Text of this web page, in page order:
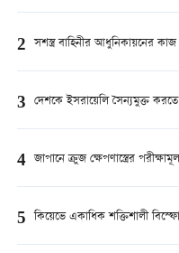
2 সশস্ত্র বাহিনীর আধুনিকায়নের কাজ
3 দেশকে ইসরায়েলি সৈন্যমুক্ত করতে
4 জাপানে ক্রুজ ক্ষেপণাস্ত্রের
5 কিয়েভে একাধিক শক্তিশালী